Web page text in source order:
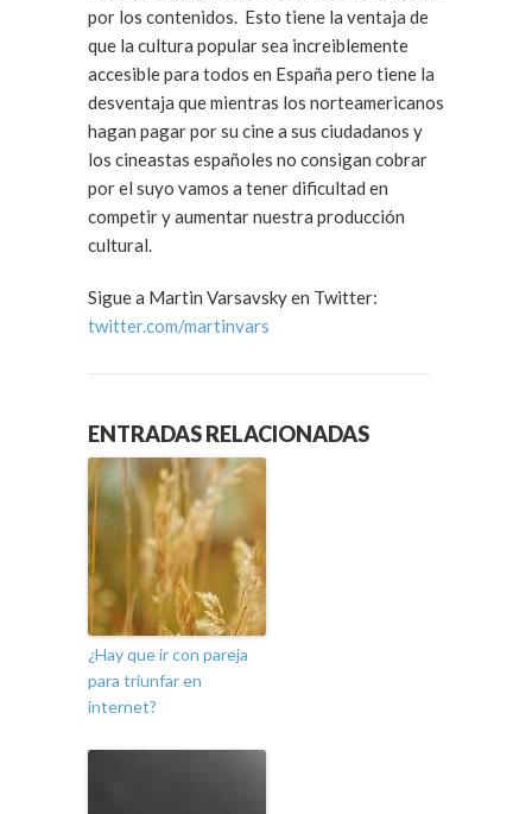
por los contenidos. Esto tiene la ventaja de
que la cultura popular sea increiblemente
accesible para todos en España pero tiene la
desventaja que mientras los norteamericanos
hagan pagar por su cine a sus ciudadanos y
los cineastas españoles no consigan cobrar
por el suyo vamos a tener dificultad en
competir y aumentar nuestra producción
cultural.
Sigue a Martin Varsavsky en Twitter:
twitter.com/martinvars
ENTRADAS RELACIONADAS
¿Hay que ir con pareja
para triunfar en
internet?